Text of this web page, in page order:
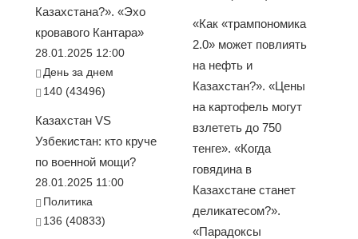
Казахстана?». «Эхо
кровавого Кантара»
28.01.2025 12:00
День за днем
140 (43496)
Казахстан VS
Узбекистан: кто круче
по военной мощи?
28.01.2025 11:00
Политика
136 (40833)
«Как «трампономика
2.0» может повлиять
на нефть и
Казахстан?». «Цены
на картофель могут
взлететь до 750
тенге». «Когда
говядина в
Казахстане станет
деликатесом?».
«Парадоксы